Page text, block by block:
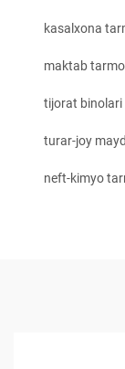
kasalxona
maktab
tijorat
turar-joy
neft-kimyo